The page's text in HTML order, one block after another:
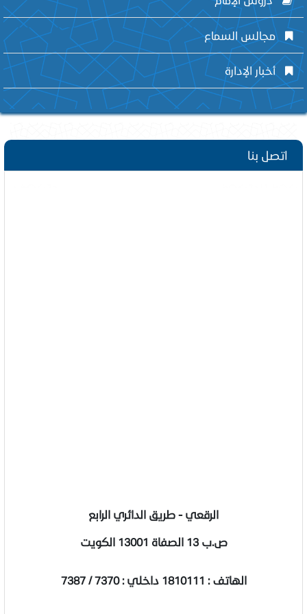
مجالس السماع
أخبار الإدارة
اتصل بنا
الرقعي - طريق الدائري الرابع
ص.ب 13 الصفاة 13001 الكويت
الهاتف : 1810111 داخلي : 7370 / 7387